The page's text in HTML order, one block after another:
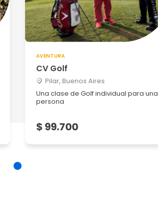
AVENTURA
CV Golf
Pilar, Buenos Aires
Una clase de Golf individual para una
persona
$ 99.700